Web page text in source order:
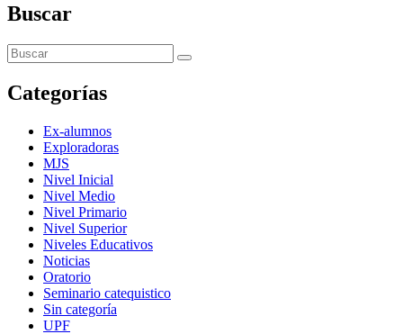
Buscar
Categorías
Ex-alumnos
Exploradoras
MJS
Nivel Inicial
Nivel Medio
Nivel Primario
Nivel Superior
Niveles Educativos
Noticias
Oratorio
Seminario catequistico
Sin categoría
UPF